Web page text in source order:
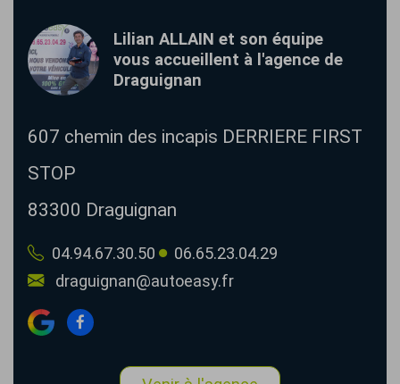
Lilian ALLAIN et son équipe
vous accueillent à l'agence de
Draguignan
607 chemin des incapis DERRIERE FIRST
STOP
83300 Draguignan
04.94.67.30.50
06.65.23.04.29
draguignan@autoeasy.fr